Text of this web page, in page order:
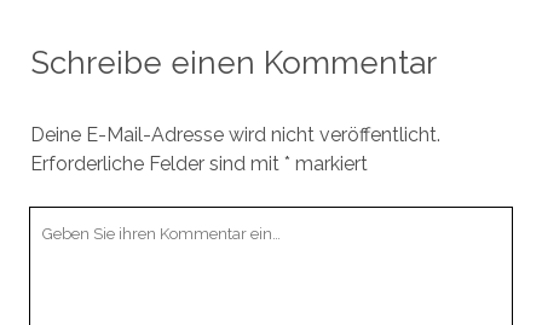
Schreibe einen Kommentar
Deine E-Mail-Adresse wird nicht veröffentlicht.
Erforderliche Felder sind mit * markiert